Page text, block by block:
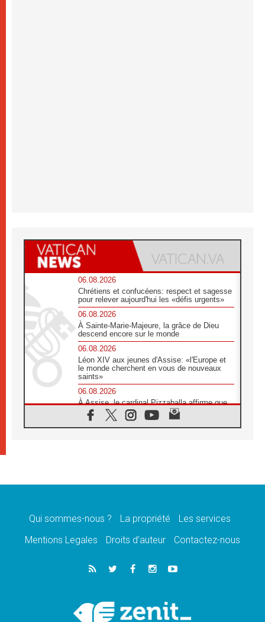
06.08.2026
Chrétiens et confucéens: respect et sagesse
pour relever aujourd'hui les «défis urgents»
06.08.2026
À Sainte-Marie-Majeure, la grâce de Dieu
descend encore sur le monde
06.08.2026
Léon XIV aux jeunes d'Assise: «l'Europe et
le monde cherchent en vous de nouveaux
saints»
06.08.2026
À Assise, le cardinal Pizzaballa affirme que
«les chrétiens veulent la paix»
06.08.2026
message de paix et de dignité humaine»
«La visite du Pape en Uruguay renforcera
05.08.2026
Le nonce en Ukraine: «Il est inquiétant
Léon XIV au Pérou, une lueur d'espoir pour
un peuple en quête de paix
Qui sommes-nous ? La propriété
Les services
Mentions Legales
Droits d’auteur Contactez-nous